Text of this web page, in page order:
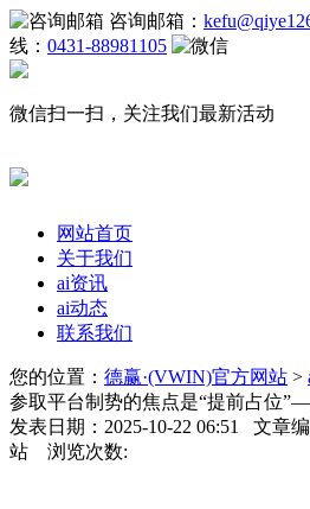
咨询邮箱：
线： 0431-88981105
微信扫一扫，关注我们最新活动
网站首页
关于我们
ai资讯
ai动态
联系我们
您的位置： 德赢·(VWIN)官方网站 >
参取平台制势的焦点是“提前占位
发表日期：2025-10-22 06:51 文章
站 浏览次数: